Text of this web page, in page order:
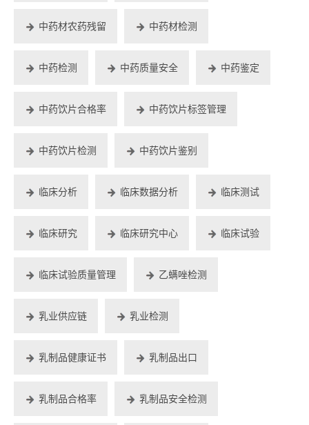
中药材农药残留 中药材检测
中药检测 中药质量安全 中药鉴定
中药饮片合格率 中药饮片标签管理
中药饮片检测 中药饮片鉴别
临床分析 临床数据分析 临床测试
临床研究 临床研究中心 临床试验
临床试验质量管理 乙螨唑检测
乳业供应链 乳业检测
乳制品健康证书 乳制品出口
乳制品合格率 乳制品安全检测